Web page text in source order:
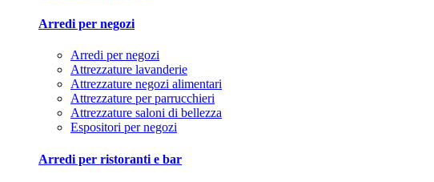
Arredi per negozi
Arredi per negozi
Attrezzature lavanderie
Attrezzature negozi alimentari
Attrezzature per parrucchieri
Attrezzature saloni di bellezza
Espositori per negozi
Arredi per ristoranti e bar